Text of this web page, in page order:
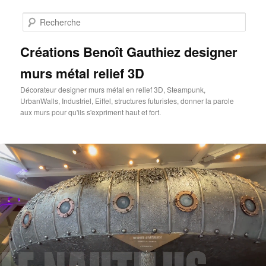
contenu
Créations Benoît Gauthiez designer
murs métal relief 3D
Décorateur designer murs métal en relief 3D, Steampunk,
UrbanWalls, Industriel, Eiffel, structures futuristes, donner la parole
aux murs pour qu'ils s'expriment haut et fort.